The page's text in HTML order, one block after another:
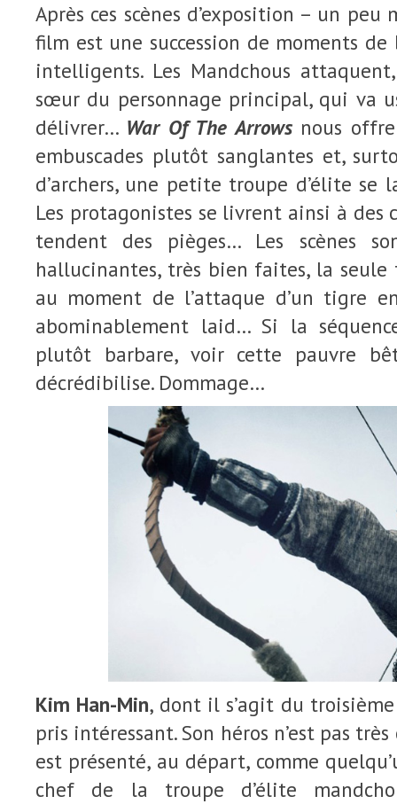
Après ces scènes d’exposition – un peu
film est une succession de moments
intelligents. Les Mandchous
sœur du personnage principal, qui va
délivrer… War Of The Arrowsnous offre
embuscades plutôt sanglantes et,
d’archers, une petite troupe d’élite se
Les protagonistes se livrent ainsi à des
tendent des pièges… Les scènes
hallucinantes, très bien faites, la seule
au moment de l’attaque d’un tigre
abominablement laid… Si la
plutôt barbare, voir cette pauvre
décrédibilise. Dommage…
Kim Han-Min, dont il s’agit du
pris intéressant. Son héros n’est pas
est présenté, au départ, comme
chef de la troupe d’élite